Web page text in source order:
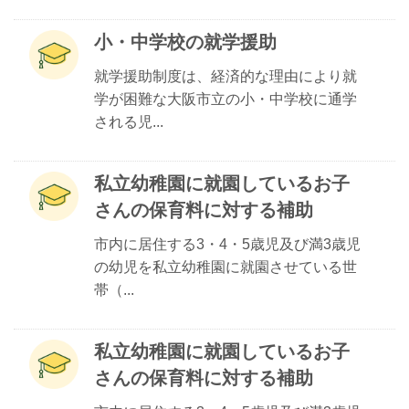
小・中学校の就学援助
就学援助制度は、経済的な理由により就
学が困難な大阪市立の小・中学校に通学
される児...
私立幼稚園に就園しているお子
さんの保育料に対する補助
市内に居住する3・4・5歳児及び満3歳児
の幼児を私立幼稚園に就園させている世
帯（...
私立幼稚園に就園しているお子
さんの保育料に対する補助